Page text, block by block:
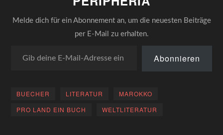
Melde dich für ein Abonnement an, um die neuesten Beiträge
per E-Mail zu erhalten.
Abonnieren
BUECHER LITERATUR
MAROKKO
PRO LAND EIN BUCH
WELTLITERATUR